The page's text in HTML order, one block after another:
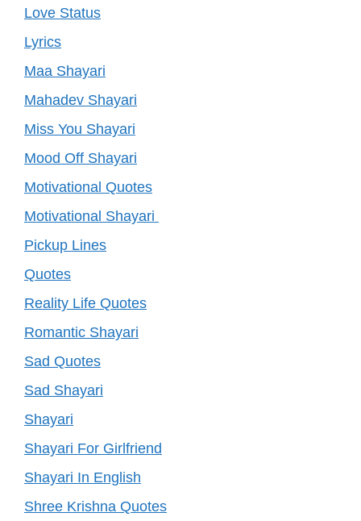
Love Status
Lyrics
Maa Shayari
Mahadev Shayari
Miss You Shayari
Mood Off Shayari
Motivational Quotes
Motivational Shayari
Pickup Lines
Quotes
Reality Life Quotes
Romantic Shayari
Sad Quotes
Sad Shayari
Shayari
Shayari For Girlfriend
Shayari In English
Shree Krishna Quotes